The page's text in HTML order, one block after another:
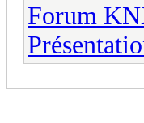
Forum